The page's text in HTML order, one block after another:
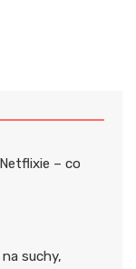
– co
suchy,